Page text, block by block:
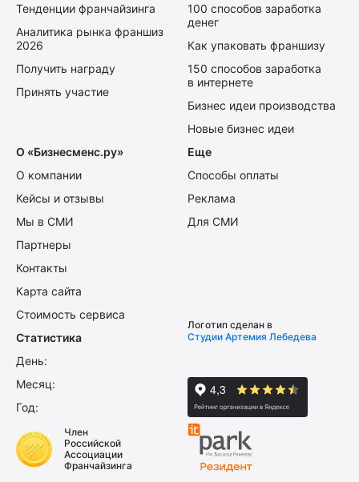
Тенденции франчайзинга
Аналитика рынка франшиз
2026
Получить награду
Принять участие
100 способов заработка
денег
Как упаковать франшизу
150 способов заработка
в интернете
Бизнес идеи производства
Новые бизнес идеи
О «Бизнесменс.ру»
О компании
Кейсы и отзывы
Мы в СМИ
Партнеры
Контакты
Карта сайта
Стоимость сервиса
Еще
Способы оплаты
Реклама
Для СМИ
Статистика
День:
Месяц:
Год:
Логотип сделан в
Студии Артемия Лебедева
Член
Российской
Ассоциации
Франчайзинга